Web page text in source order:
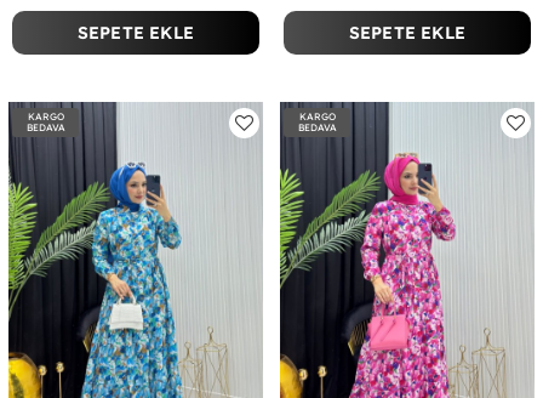
SEPETE EKLE SEPETE EKLE
KARGO
BEDAVA
KARGO
BEDAVA